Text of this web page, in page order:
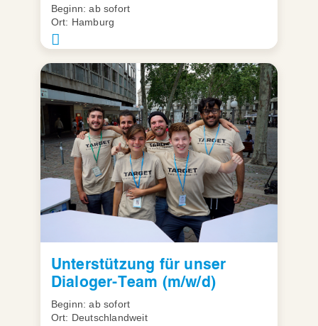
Beginn: ab sofort
Ort: Hamburg
Unterstützung für unser
Dialoger-Team (m/w/d)
Beginn: ab sofort
Ort: Deutschlandweit